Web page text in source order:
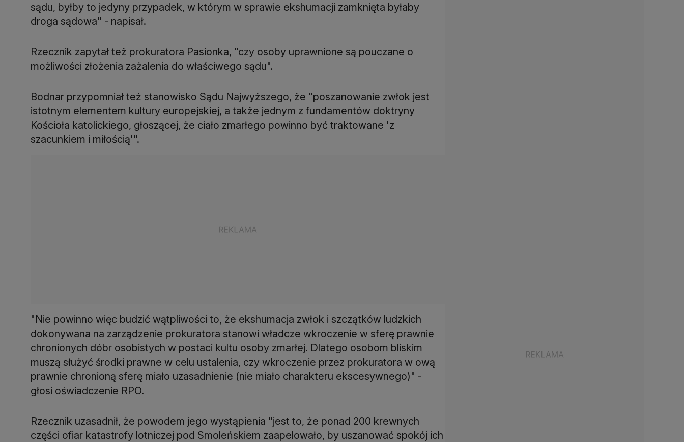
sądu, byłby to jedyny przypadek, w którym w sprawie ekshumacji zamknięta byłaby
droga sądowa" - napisał.
Rzecznik zapytał też prokuratora Pasionka, "czy osoby uprawnione są pouczane o
możliwości złożenia zażalenia do właściwego sądu".
Bodnar przypomniał też stanowisko Sądu Najwyższego, że "poszanowanie zwłok jest
istotnym elementem kultury europejskiej, a także jednym z fundamentów doktryny
Kościoła katolickiego, głoszącej, że ciało zmarłego powinno być traktowane 'z
szacunkiem i miłością'".
"Nie powinno więc budzić wątpliwości to, że ekshumacja zwłok i szczątków ludzkich
dokonywana na zarządzenie prokuratora stanowi władcze wkroczenie w sferę prawnie
chronionych dóbr osobistych w postaci kultu osoby zmarłej. Dlatego osobom bliskim
muszą służyć środki prawne w celu ustalenia, czy wkroczenie przez prokuratora w ową
prawnie chronioną sferę miało uzasadnienie (nie miało charakteru ekscesywnego)" -
głosi oświadczenie RPO.
Rzecznik uzasadnił, że powodem jego wystąpienia "jest to, że ponad 200 krewnych
części ofiar katastrofy lotniczej pod Smoleńskiem zaapelowało, by uszanować spokój ich